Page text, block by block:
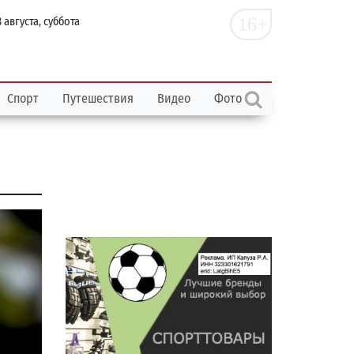
августа, суббота
Спорт Путешествия Видео Фото